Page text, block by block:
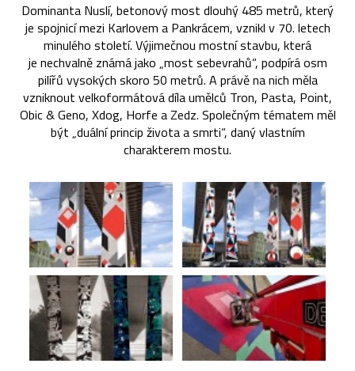
Dominanta Nuslí, betonový most dlouhý 485 metrů, který
je spojnicí mezi Karlovem a Pankrácem, vznikl v 70. letech
minulého století. Výjimečnou mostní stavbu, která
je nechvalně známá jako „most sebevrahů“, podpírá osm
pilířů vysokých skoro 50 metrů. A právě na nich měla
vzniknout velkoformátová díla umělců Tron, Pasta, Point,
Obic & Geno, Xdog, Horfe a Zedz. Společným tématem měl
být „duální princip života a smrti“, daný vlastním
charakterem mostu.